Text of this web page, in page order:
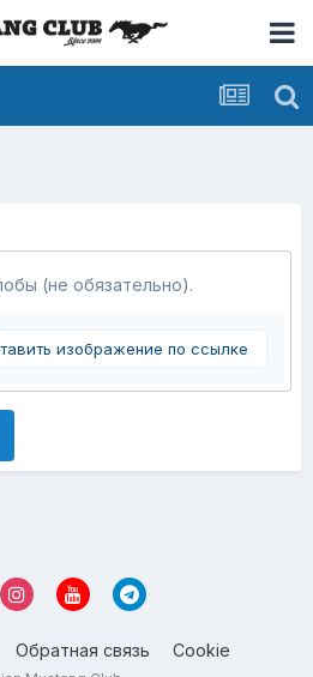
(не обязательно).
изображение по ссылке
Обратная связь Cookie